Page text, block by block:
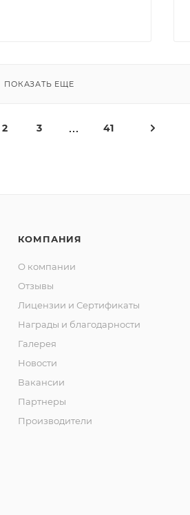
ПОКАЗАТЬ ЕЩЕ
2 3 41
КОМПАНИЯ
О компании
Отзывы
Лицензии и Сертификаты
Награды и благодарности
Галерея
Новости
Вакансии
Партнеры
Производители